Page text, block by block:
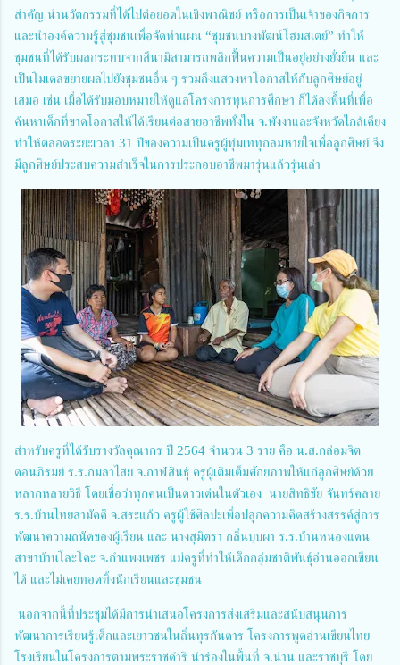
สำคัญ นำนวัตกรรมที่ได้ไปต่อยอดในเชิงพาณิชย์ หรือการเป็นเจ้าของกิจการ
และนำองค์ความรู้สู่ชุมชนเพื่อจัดทำแผน “ชุมชนบางพัฒน์โฮมสเตย์” ทำให้
ชุมชนที่ได้รับผลกระทบจากสึนามิสามารถพลิกฟื้นความเป็นอยู่อย่างยั่งยืน และ
เป็นโมเดลขยายผลไปยังชุมชนอื่น ๆ รวมถึงแสวงหาโอกาสให้กับลูกศิษย์อยู่
เสมอ เช่น เมื่อได้รับมอบหมายให้ดูแลโครงการทุนการศึกษา ก็ได้ลงพื้นที่เพื่อ
ค้นหาเด็กที่ขาดโอกาสให้ได้เรียนต่อสายอาชีพทั้งใน จ.พังงาและจังหวัดใกล้เคียง
ทำให้ตลอดระยะเวลา 31 ปีของความเป็นครูผู้ทุ่มเททุกลมหายใจเพื่อลูกศิษย์ จึง
มีลูกศิษย์ประสบความสำเร็จในการประกอบอาชีพมารุ่นแล้วรุ่นเล่า
สำหรับครูที่ได้รับรางวัลคุณากร ปี 2564 จำนวน 3 ราย คือ น.ส.กล่อมจิต
ดอนภิรมย์ ร.ร.กมลาไสย จ.กาฬสินธุ์ ครูผู้เติมเต็มศักยภาพให้แก่ลูกศิษย์ด้วย
หลากหลายวิธี โดยเชื่อว่าทุกคนเป็นดาวเด่นในตัวเอง นายสิทธิชัย จันทร์คลาย
ร.ร.บ้านไทยสามัคคี จ.สระแก้ว ครูผู้ใช้ศิลปะเพื่อปลุกความคิดสร้างสรรค์สู่การ
พัฒนาความถนัดของผู้เรียน และ นางสุมิตรา กลิ่นบุบผา ร.ร.บ้านหนองแดน
สาขาบ้านโละโคะ จ.กำแพงเพชร แม่ครูที่ทำให้เด็กกลุ่มชาติพันธุ์อ่านออกเขียน
ได้ และไม่เคยทอดทิ้งนักเรียนและชุมชน
นอกจากนี้ที่ประชุมได้มีการนำเสนอโครงการส่งเสริมและสนับสนุนการ
พัฒนาการเรียนรู้เด็กและเยาวชนในถิ่นทุรกันดาร โครงการพูดอ่านเขียนไทย
โรงเรียนในโครงการตามพระราชดำริ นำร่องในพื้นที่ จ.น่าน และราชบุรี โดย